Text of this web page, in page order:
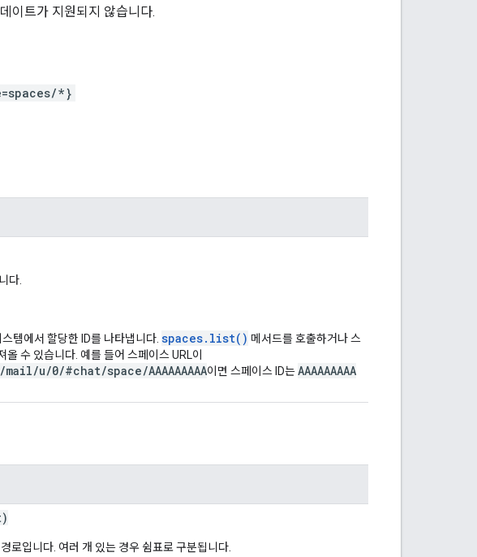
이트가 지원되지 않습니다.
*}
다.
템에서 할당한 ID를 나타냅니다. spaces.list() 메서드를 호출하거나 스
수 있습니다. 예를 들어 스페이스 URL이
u/0/#chat/space/AAAAAAAAA이면 스페이스 ID는AAAAAAAAA
로입니다. 여러 개 있는 경우 쉼표로 구분됩니다.